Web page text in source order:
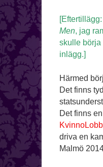
Men, jag
skulle börja
inlägg.]
Härmed
Det finns
Det finns
driva en
Malmö